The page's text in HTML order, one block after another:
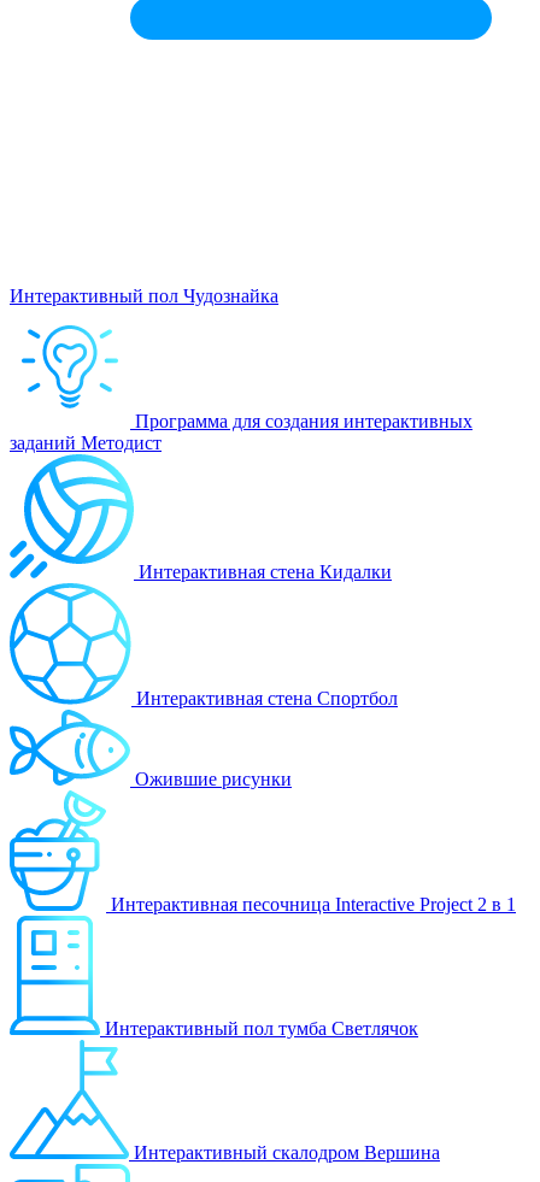
Интерактивный пол Чудознайка
Программа для создания интерактивных
заданий Методист
Интерактивная стена Кидалки
Интерактивная стена Спортбол
Ожившие рисунки
Интерактивная песочница Interactive Project 2 в 1
Интерактивный пол тумба Светлячок
Интерактивный скалодром Вершина